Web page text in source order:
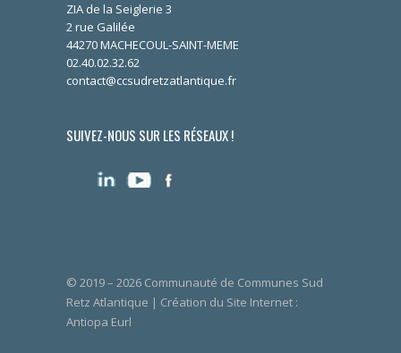
ZIA de la Seiglerie 3
2 rue Galilée
44270 MACHECOUL-SAINT-MEME
02.40.02.32.62
contact@ccsudretzatlantique.fr
SUIVEZ-NOUS SUR LES RÉSEAUX !
© 2019 – 2026 Communauté de Communes Sud
Retz Atlantique | Création du Site Internet :
Antiopa Eurl